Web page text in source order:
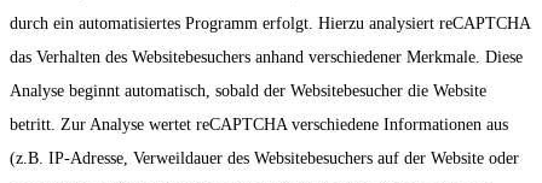
durch ein automatisiertes Programm erfolgt. Hierzu analysiert reCAPTCHA
das Verhalten des Websitebesuchers anhand verschiedener Merkmale. Diese
Analyse beginnt automatisch, sobald der Websitebesucher die Website
betritt. Zur Analyse wertet reCAPTCHA verschiedene Informationen aus
(z.B. IP-Adresse, Verweildauer des Websitebesuchers auf der Website oder